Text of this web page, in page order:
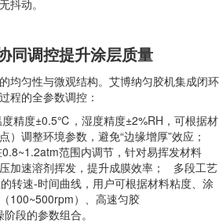
抖动。
同调控提升涂层质量
均匀性与微观结构。艾博纳匀胶机集成闭环
程的全参数调控：
精度±0.5℃，湿度精度±2%RH，可根据材
）调整环境参数，避免“边缘增厚”效应；
范围内调节，针对易挥发材料
压加速溶剂挥发，提升成膜效率； 多段工艺
转速-时间曲线，用户可根据材料粘度、涂
100~500rpm）、高速匀胶
段的参数组合。